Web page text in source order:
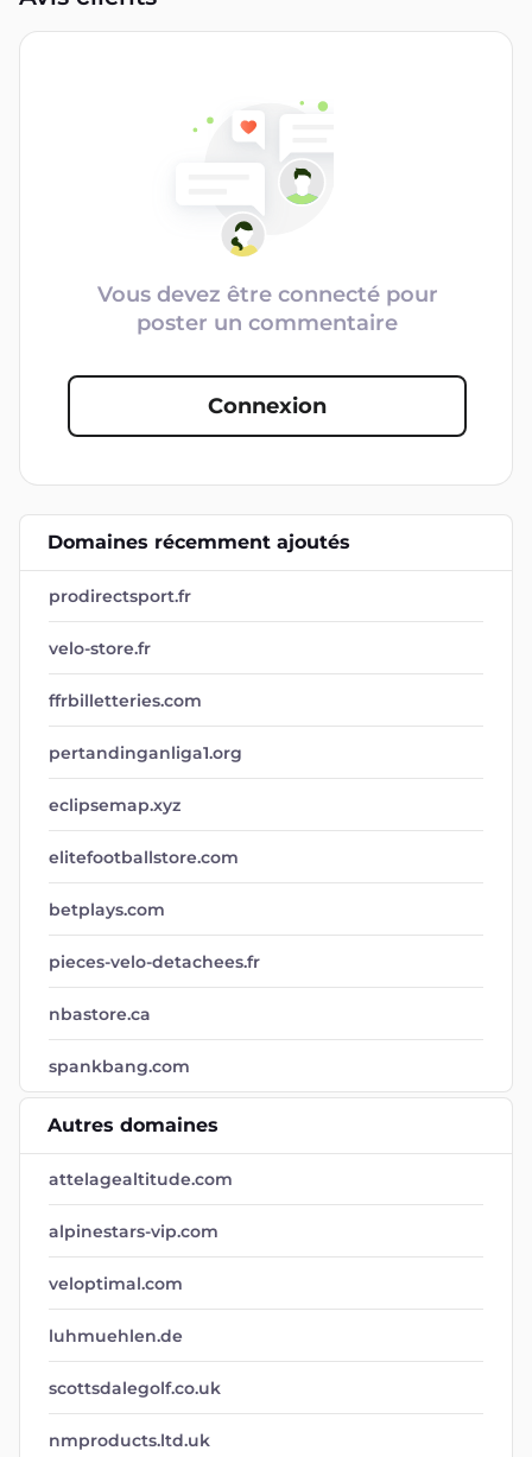
Vous devez être connecté pour
poster un commentaire
Connexion
Domaines récemment ajoutés
prodirectsport.fr
velo-store.fr
ffrbilletteries.com
pertandinganliga1.org
eclipsemap.xyz
elitefootballstore.com
betplays.com
pieces-velo-detachees.fr
nbastore.ca
spankbang.com
Autres domaines
attelagealtitude.com
alpinestars-vip.com
veloptimal.com
luhmuehlen.de
scottsdalegolf.co.uk
nmproducts.ltd.uk